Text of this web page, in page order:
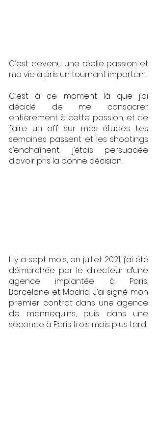
C’est devenu une réelle passion et
C’est à ce moment là que j’ai
décidé de me consacrer
entièrement à cette passion, et de
faire un off sur mes études. Les
semaines passent et les shootings
s’enchaînent, j’étais persuadée
d’avoir pris la bonne décision.
Il y a sept mois, en juillet 2021, j’ai été
démarchée par le directeur d’une
agence implantée à Paris,
Barcelone et Madrid. J’ai signé mon
premier contrat dans une agence
de mannequins, puis dans une
seconde à Paris trois mois plus tard.